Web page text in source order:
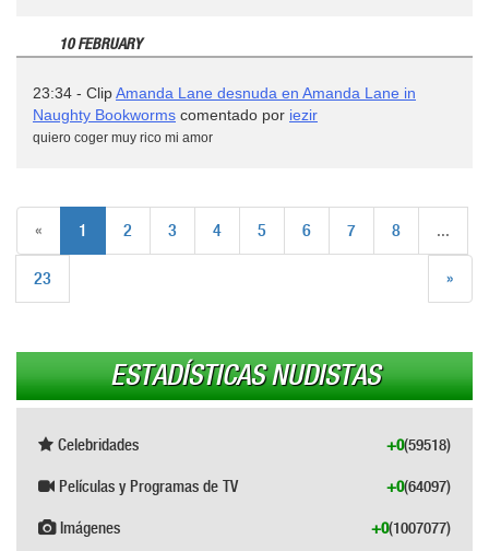
10 FEBRUARY
23:34 - ClipAmanda Lane desnuda en Amanda Lane in
Naughty Bookworms comentado por iezir
quiero coger muy rico mi amor
« 1 2 3 4 5 6 7 8 ...
23 »
ESTADÍSTICAS NUDISTAS
Celebridades (59518)
+0
Películas y Programas de TV (64097)
+0
Imágenes (1007077)
+0